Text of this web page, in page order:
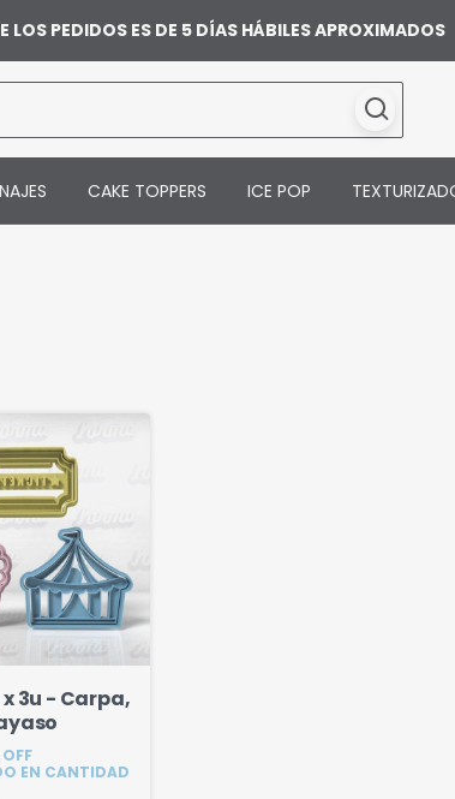
PEDIDOS ES DE 5 DÍAS HÁBILES APROXIMADOS
CAKE TOPPERS ICE POP
3u - Carpa,
EN CANTIDAD